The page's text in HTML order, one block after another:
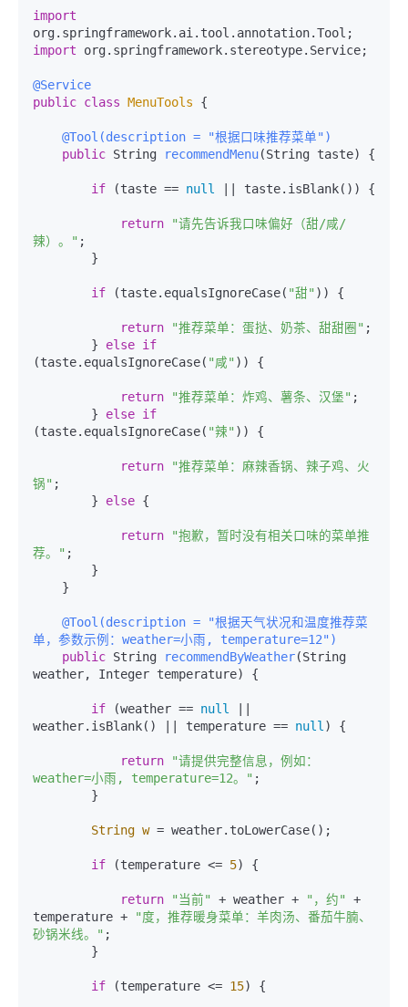
import
import org.springframework.stereotype.Service;
@Service
public class MenuTools {
@Tool(description = "根据口味推荐菜单")
public String recommendMenu(String taste) {
if (taste == null || taste.isBlank()) {
return
"请先告诉我口味偏好（甜/咸/
辣）。" ;
if (taste.equalsIgnoreCase( "甜" )) {
return "推荐菜单：蛋挞、奶茶、甜甜圈" ;
        }
else if
(taste.equalsIgnoreCase( "咸" )) {
return "推荐菜单：炸鸡、薯条、汉堡" ;
        }
else if
(taste.equalsIgnoreCase( "辣" )) {
return
"推荐菜单：麻辣香锅、辣子鸡、火
锅" ;
        }
else {
return
"抱歉，暂时没有相关口味的菜单推
荐。" ;
@Tool(description = "根据天气状况和温度推荐菜
单，参数示例：weather=小雨, temperature=12")
public String recommendByWeather(String
weather, Integer temperature)
{
if (weather == null
weather.isBlank() || temperature == null ) {
return
"请提供完整信息，例如：
weather=小雨, temperature=12。" ;
String w = weather.toLowerCase();
if (temperature <= 5) {
return "当前" + weather + "，约"
+
temperature +
"度，推荐暖身菜单：羊肉汤、番茄牛腩、
砂锅米线。" ;
if (temperature <= 15) {